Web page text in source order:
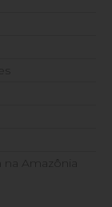
na Amazônia